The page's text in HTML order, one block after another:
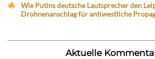
Wie Putins deutsche Lautsprecher den
Drohnenanschlag für antiwestliche
Aktuelle